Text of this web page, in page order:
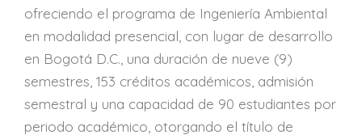
ofreciendo el programa de Ingeniería Ambiental
en modalidad presencial, con lugar de desarrollo
en Bogotá D.C., una duración de nueve (9)
semestres, 153 créditos académicos, admisión
semestral y una capacidad de 90 estudiantes por
periodo académico, otorgando el título de